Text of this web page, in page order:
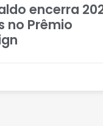
encerra
no Prêmio